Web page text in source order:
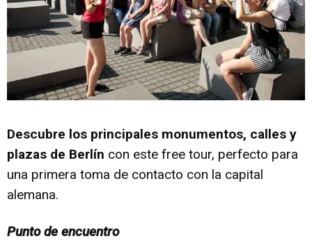
Descubre los principales monumentos, calles y
plazas de Berlín con este free tour, perfecto para
una primera toma de contacto con la capital
alemana.
Punto de encuentro